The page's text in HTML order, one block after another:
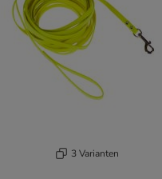
3 Varianten